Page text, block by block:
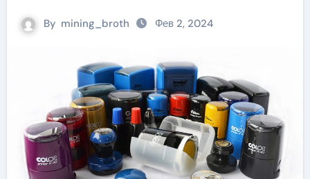
By mining_broth Фев 2, 2024